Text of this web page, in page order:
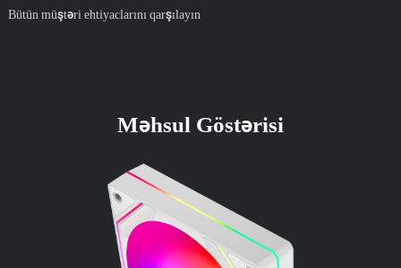
Bütün müştəri ehtiyaclarını qarşılayın
Məhsul Göstərisi